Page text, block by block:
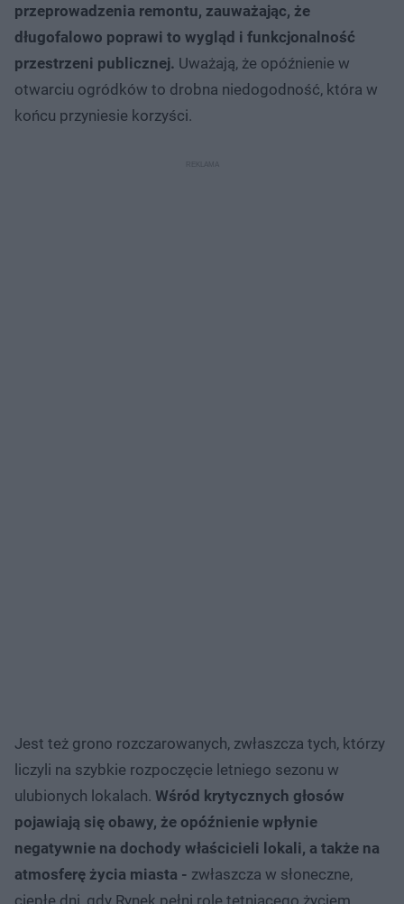
przeprowadzenia remontu, zauważając, że
długofalowo poprawi to wygląd i funkcjonalność
przestrzeni publicznej. Uważają, że opóźnienie w
otwarciu ogródków to drobna niedogodność, która w
końcu przyniesie korzyści.
Jest też grono rozczarowanych, zwłaszcza tych, którzy
liczyli na szybkie rozpoczęcie letniego sezonu w
ulubionych lokalach. Wśród krytycznych głosów
pojawiają się obawy, że opóźnienie wpłynie
negatywnie na dochody właścicieli lokali, a także na
atmosferę życia miasta - zwłaszcza w słoneczne,
ciepłe dni, gdy Rynek pełni rolę tętniącego życiem